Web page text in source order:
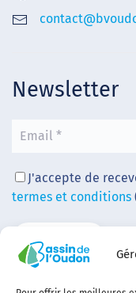
Newsletter
J'accepte de
termes et conditions